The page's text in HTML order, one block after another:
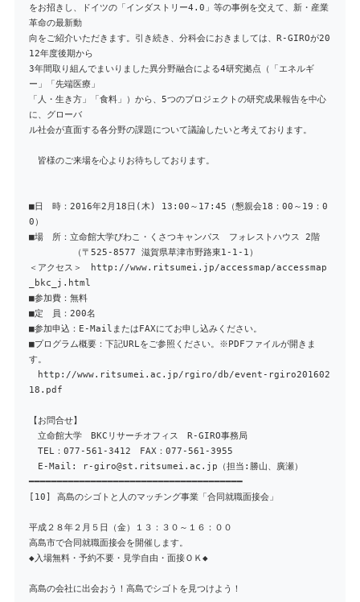
をお招きし、ドイツの「インダストリー4.0」等の事例を交えて、新・産業
革命の最新動
向をご紹介いただきます。引き続き、分科会におきましては、R-GIROが20
12年度後期から
3年間取り組んでまいりました異分野融合による4研究拠点（「エネルギ
ー」「先端医療」
「人・生き方」「食料」）から、5つのプロジェクトの研究成果報告を中心
に、グローバ
ル社会が直面する各分野の課題について議論したいと考えております。
皆様のご来場を心よりお待ちしております。
■日 時：2016年2月18日(木) 13:00～17:45（懇親会18：00～19：0
0）
■場 所：立命館大学びわこ・くさつキャンパス フォレストハウス 2階
（〒525-8577 滋賀県草津市野路東1-1-1）
＜アクセス＞ http://www.ritsumei.jp/accessmap/accessmap
_bkc_j.html
■参加費：無料
■定 員：200名
■参加申込：E-MailまたはFAXにてお申し込みください。
■プログラム概要：下記URLをご参照ください。※PDFファイルが開きま
す。
http://www.ritsumei.ac.jp/rgiro/db/event-rgiro201602
18.pdf
【お問合せ】
立命館大学 BKCリサーチオフィス R-GIRO事務局
TEL：077-561-3412 FAX：077-561-3955
E-Mail: r-giro@st.ritsumei.ac.jp（担当:勝山、廣瀬）
━━━━━━━━━━━━━━━━━━━━━━━━━━━━━━━━━━━━━━
[10] 高島のシゴトと人のマッチング事業「合同就職面接会」
平成２８年２月５日（金）１３：３０～１６：００
高島市で合同就職面接会を開催します。
◆入場無料・予約不要・見学自由・面接ＯＫ◆
高島の会社に出会おう！高島でシゴトを見つけよう！